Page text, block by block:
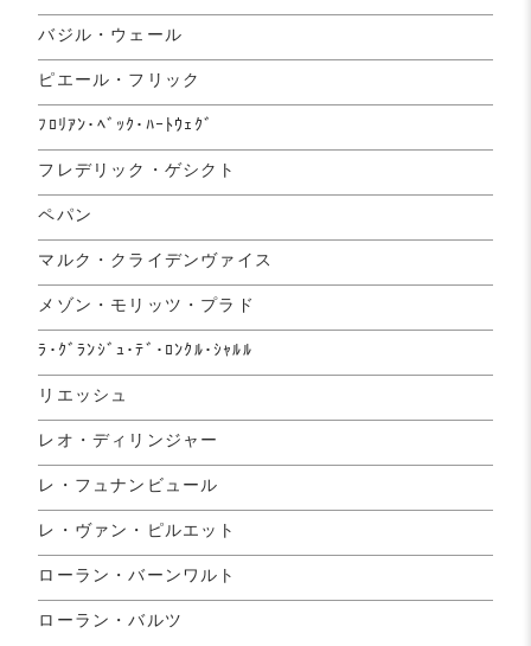
バジル・ウェール
ピエール・フリック
ﾌﾛﾘｱﾝ･ﾍﾞｯｸ･ﾊｰﾄｳｪｸﾞ
フレデリック・ゲシクト
ペパン
マルク・クライデンヴァイス
メゾン・モリッツ・プラド
ﾗ･ｸﾞﾗﾝｼﾞｭ･ﾃﾞ･ﾛﾝｸﾙ･ｼｬﾙﾙ
リエッシュ
レオ・ディリンジャー
レ・フュナンビュール
レ・ヴァン・ピルエット
ローラン・バーンワルト
ローラン・バルツ